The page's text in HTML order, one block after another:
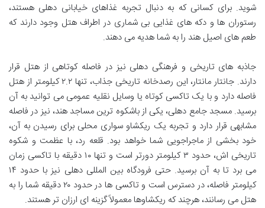
شوید. برای کسانی که به دنبال تجربه غذاهای خیابانی دهلی هستند،
رستوران ها و دکه های غذایی بی شماری در اطراف هتل وجود دارند که
طعم های اصیل هند را به شما هدیه می دهند.
جاذبه های تاریخی و فرهنگی دهلی نیز در فاصله کوتاهی از هتل قرار
دارند. جانتار مانتار، این رصدخانه تاریخی جذاب، تنها ۲.۲ کیلومتر از هتل
فاصله دارد و با یک تاکسی کوتاه یا وسایل نقلیه عمومی می توانید به آن
برسید. مسجد جامع دهلی، یکی از باشکوه ترین مساجد هند، نیز در فاصله
مشابهی قرار دارد و تجربه یک ریکشاو سواری محلی برای رسیدن به آن،
خود بخشی از ماجراجویی شما خواهد بود. قلعه رد، با عظمت و شکوه
تاریخی اش، حدود ۳ کیلومتر دورتر است و تنها ۱۰ دقیقه با تاکسی زمان
می برد تا به آن برسید. حتی فرودگاه بین المللی دهلی نیز با حدود ۱۴
کیلومتر فاصله، در دسترس است و تاکسی ها در حدود ۲۰ دقیقه شما را به
هتل می رسانند، هرچند که ریکشاوها معمولاً گزینه ای ارزان تر هستند.